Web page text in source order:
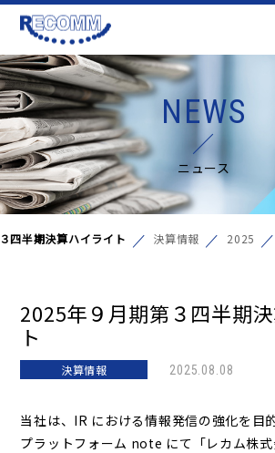
NEWS
ニュース
2025
決算情報
四半期決算ハイライト
2025年９月期第３四半期
ト
決算情報 2025.08.08
当社は、IR における情報発信の強化を目
プラットフォーム note にて「レカム株